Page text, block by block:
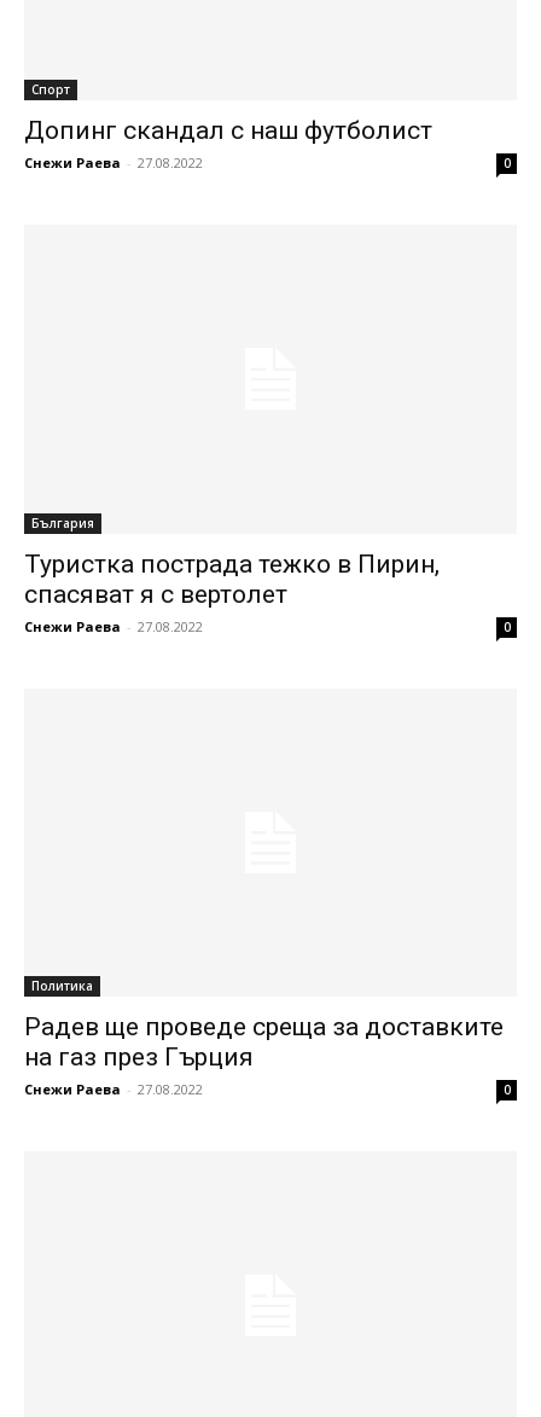
Спорт
Допинг скандал с наш футболист
Снежи Раева - 27.08.2022 0
България
Туристка пострада тежко в Пирин,
спасяват я с вертолет
Снежи Раева - 27.08.2022 0
Политика
Радев ще проведе среща за доставките
на газ през Гърция
Снежи Раева - 27.08.2022 0